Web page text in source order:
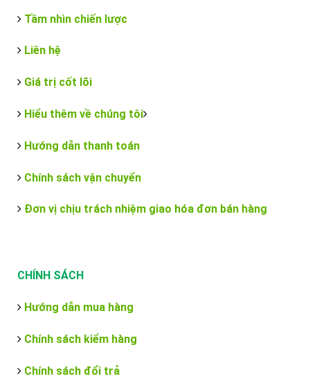
Tầm nhìn chiến lược
Liên hệ
Giá trị cốt lõi
Hiểu thêm về chúng tôi
Hướng dẫn thanh toán
Chính sách vận chuyển
Đơn vị chịu trách nhiệm giao hóa đơn bán hàng
CHÍNH SÁCH
Hướng dẫn mua hàng
Chính sách kiểm hàng
Chính sách đổi trả